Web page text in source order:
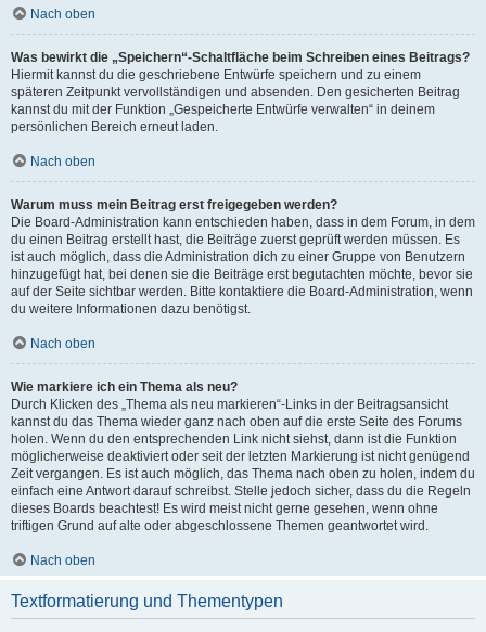
Nach oben
Was bewirkt die „Speichern“-Schaltfläche beim Schreiben eines Beitrags?
Hiermit kannst du die geschriebene Entwürfe speichern und zu einem
späteren Zeitpunkt vervollständigen und absenden. Den gesicherten Beitrag
kannst du mit der Funktion „Gespeicherte Entwürfe verwalten“ in deinem
persönlichen Bereich erneut laden.
Nach oben
Warum muss mein Beitrag erst freigegeben werden?
Die Board-Administration kann entschieden haben, dass in dem Forum, in dem
du einen Beitrag erstellt hast, die Beiträge zuerst geprüft werden müssen. Es
ist auch möglich, dass die Administration dich zu einer Gruppe von Benutzern
hinzugefügt hat, bei denen sie die Beiträge erst begutachten möchte, bevor sie
auf der Seite sichtbar werden. Bitte kontaktiere die Board-Administration, wenn
du weitere Informationen dazu benötigst.
Nach oben
Wie markiere ich ein Thema als neu?
Durch Klicken des „Thema als neu markieren“-Links in der Beitragsansicht
kannst du das Thema wieder ganz nach oben auf die erste Seite des Forums
holen. Wenn du den entsprechenden Link nicht siehst, dann ist die Funktion
möglicherweise deaktiviert oder seit der letzten Markierung ist nicht genügend
Zeit vergangen. Es ist auch möglich, das Thema nach oben zu holen, indem du
einfach eine Antwort darauf schreibst. Stelle jedoch sicher, dass du die Regeln
dieses Boards beachtest! Es wird meist nicht gerne gesehen, wenn ohne
triftigen Grund auf alte oder abgeschlossene Themen geantwortet wird.
Nach oben
Textformatierung und Thementypen